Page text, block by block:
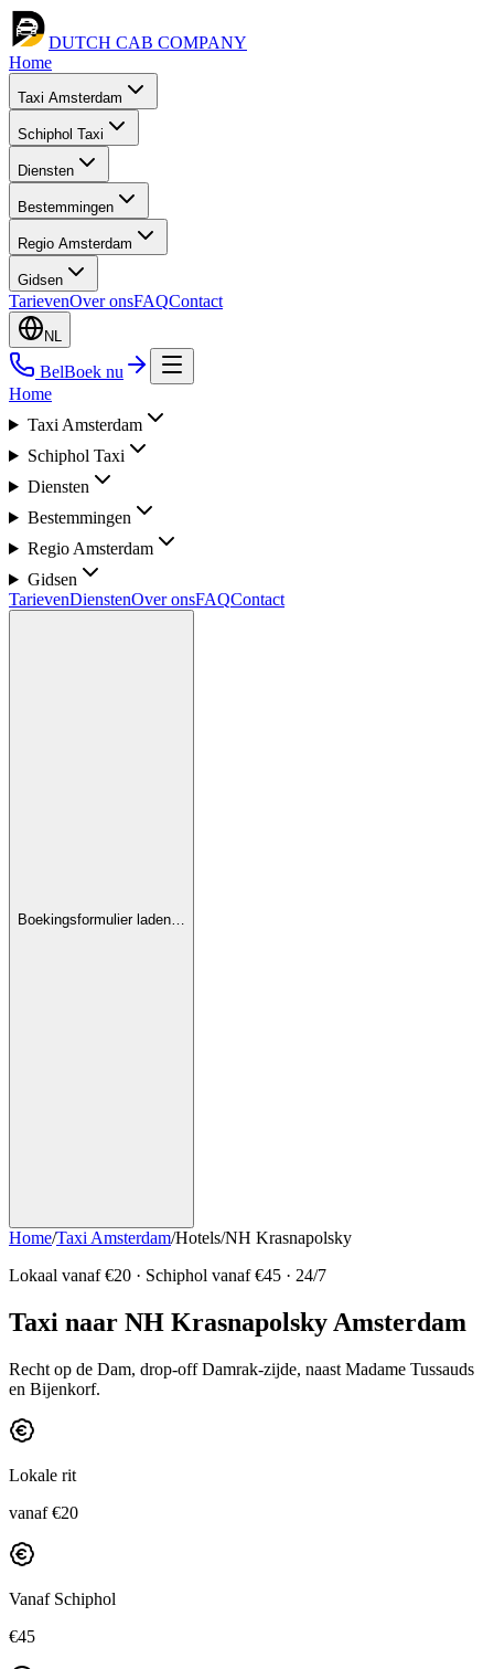
DUTCH CAB COMPANY
Home
Taxi Amsterdam
Schiphol Taxi
Diensten
Bestemmingen
Regio Amsterdam
Gidsen
TarievenOver onsFAQContact
NL
BelBoek nu
Home
Taxi Amsterdam
Schiphol Taxi
Diensten
Bestemmingen
Regio Amsterdam
Gidsen
TarievenDienstenOver onsFAQContact
Boekingsformulier laden…
Home/Taxi Amsterdam/Hotels/NH Krasnapolsky
Lokaal vanaf €20 · Schiphol vanaf €45 · 24/7
Taxi naar NH Krasnapolsky Amsterdam
Recht op de Dam, drop-off Damrak-zijde, naast Madame Tussauds
en Bijenkorf.
Lokale rit
vanaf €20
Vanaf Schiphol
€45